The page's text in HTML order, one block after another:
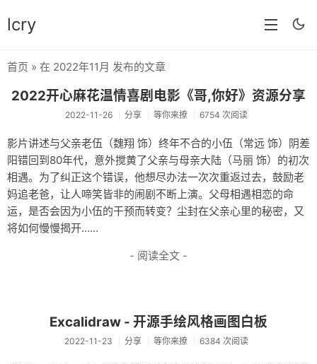
lcry
分类
分享
技术
教程
AI
友链
首页 » 在 2022年11月 发布的文章
2022开心麻花温情喜剧电影《哥,你好》资源分享
2022-11-26 分享 等你来撩 6754 次阅读
影片讲述与父亲老伍（魏翔 饰）终年不合的小伍（常远 饰）阴差
阳错回到80年代，意外搅黄了父亲与母亲大陆（马丽 饰）的初次
相遇。为了纠正这个错误，他想尽办法一次次重返过去，鼓励老
妈追老爸，让人啼笑皆非的闹剧不断上演。父母相遇相恋的命
运，是否会因为小伍的干预而转变？尘封在父亲心里的秘密，又
将如何慢慢揭开……
- 阅读全文 -
Excalidraw - 开源手绘风格画图白板
2022-11-23 分享 等你来撩 6384 次阅读